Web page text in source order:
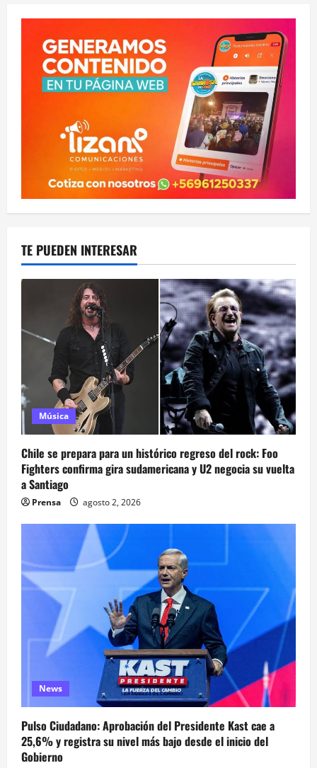
TE PUEDEN INTERESAR
Música
Chile se prepara para un histórico regreso del rock: Foo
Fighters confirma gira sudamericana y U2 negocia su vuelta
a Santiago
Prensa agosto 2, 2026
News
Pulso Ciudadano: Aprobación del Presidente Kast cae a
25,6% y registra su nivel más bajo desde el inicio del
Gobierno